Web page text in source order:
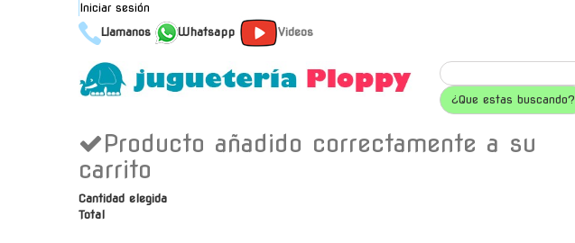
Iniciar sesión
Llamanos
Whatsapp Videos
¿Que estas buscando?
Producto añadido correctamente a su
carrito
Cantidad elegida
Total